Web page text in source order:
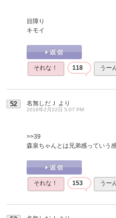
目障り
キモイ
それな！ 118 うー
52 名無しだＪ より
2016年2月22日 5:07 PM
>>39
森泉ちゃんとは兄弟感っていう
それな！ 153 うー